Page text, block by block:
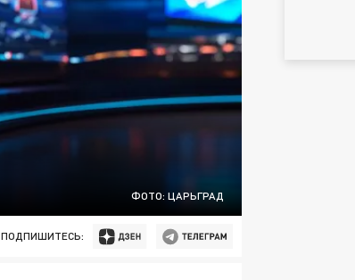
ФОТО: ЦАРЬГРАД
ПОДПИШИТЕСЬ: